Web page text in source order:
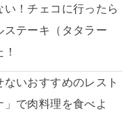
！チェコに行ったら
テーキ（タタラー
いおすすめのレスト
で肉料理を食べよ